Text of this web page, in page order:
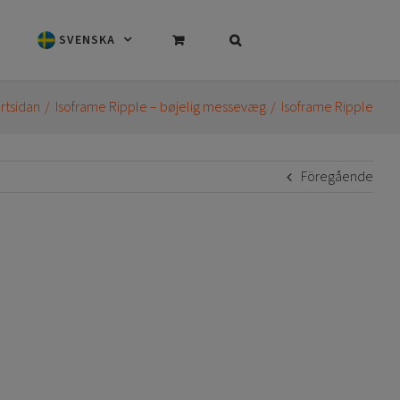
SVENSKA
Isoframe Ripple – bøjelig messevæg Isoframe Ripple
Föregående